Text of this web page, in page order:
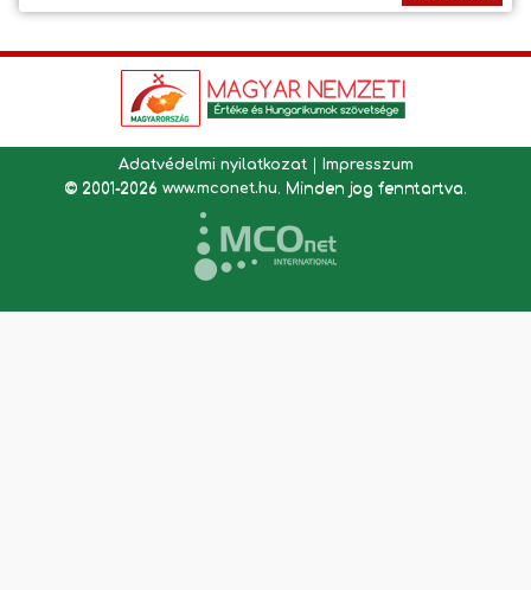
Adatvédelmi nyilatkozat|
Impresszum
© 2001-2026 www.mconet.hu. Minden jog fenntartva.